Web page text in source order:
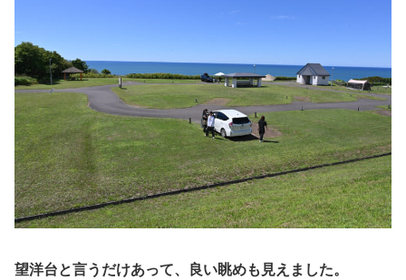
望洋台と言うだけあって、良い眺めも見えました。